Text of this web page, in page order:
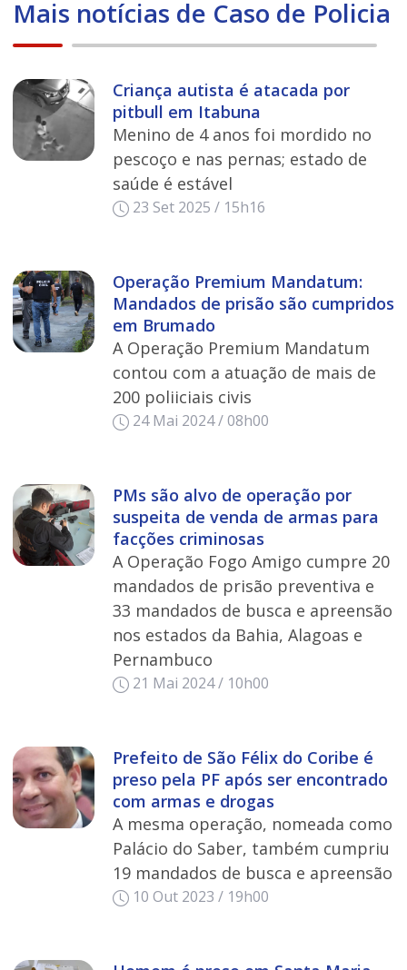
Mais notícias de Caso de Policia
Criança autista é atacada por
pitbull em Itabuna
Menino de 4 anos foi mordido no
pescoço e nas pernas; estado de
saúde é estável
23 Set 2025 / 15h16
Operação Premium Mandatum:
Mandados de prisão são cumpridos
em Brumado
A Operação Premium Mandatum
contou com a atuação de mais de
200 poliiciais civis
24 Mai 2024 / 08h00
PMs são alvo de operação por
suspeita de venda de armas para
facções criminosas
A Operação Fogo Amigo cumpre 20
mandados de prisão preventiva e
33 mandados de busca e apreensão
nos estados da Bahia, Alagoas e
Pernambuco
21 Mai 2024 / 10h00
Prefeito de São Félix do Coribe é
preso pela PF após ser encontrado
com armas e drogas
A mesma operação, nomeada como
Palácio do Saber, também cumpriu
19 mandados de busca e apreensão
10 Out 2023 / 19h00